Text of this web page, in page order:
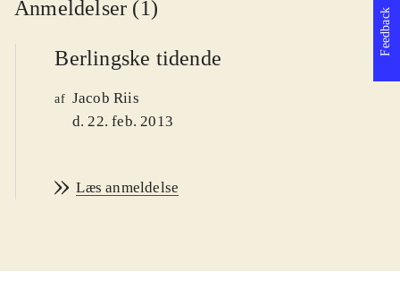
Anmeldelser (1)
Berlingske tidende
af Jacob Riis
d. 22. feb. 2013
Læs anmeldelse
Feedback